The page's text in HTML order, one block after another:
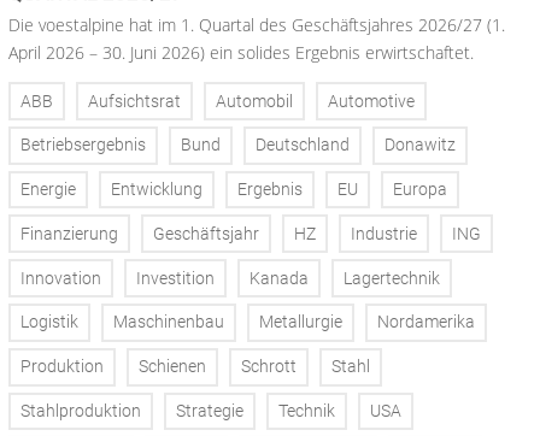
Die voestalpine hat im 1. Quartal des Geschäftsjahres 2026/27 (1.
April 2026 – 30. Juni 2026) ein solides Ergebnis erwirtschaftet.
ABB Aufsichtsrat Automobil Automotive
Betriebsergebnis Bund Deutschland Donawitz
Energie Entwicklung Ergebnis EU Europa
Finanzierung Geschäftsjahr HZ Industrie ING
Innovation Investition Kanada Lagertechnik
Logistik Maschinenbau Metallurgie Nordamerika
Produktion Schienen Schrott Stahl
Stahlproduktion Strategie Technik USA